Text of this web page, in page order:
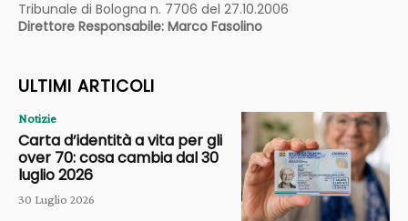
Tribunale di Bologna n. 7706 del 27.10.2006
Direttore Responsabile: Marco Fasolino
ULTIMI ARTICOLI
Notizie
Carta d’identità a vita per gli
over 70: cosa cambia dal 30
luglio 2026
30 Luglio 2026